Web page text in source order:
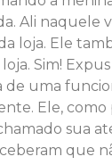
Ali naquele
loja. Ele
Sim!
uma
Ele,
sua
que